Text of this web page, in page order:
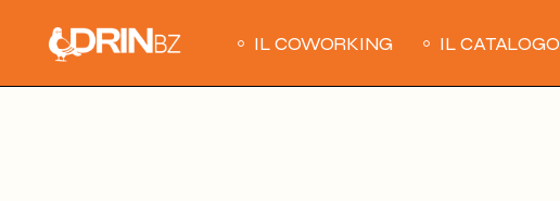
content
IL COWORKING IL CATALOGO